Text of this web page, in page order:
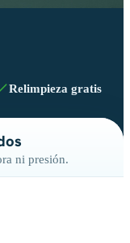
Relimpieza gratis
ni presión.